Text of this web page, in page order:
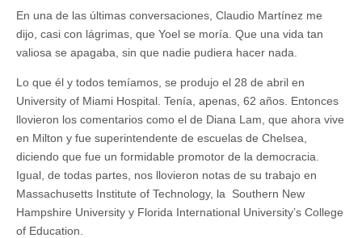
En una de las últimas conversaciones, Claudio Martínez me
dijo, casi con lágrimas, que Yoel se moría. Que una vida tan
valiosa se apagaba, sin que nadie pudiera hacer nada.
Lo que él y todos temíamos, se produjo el 28 de abril en
University of Miami Hospital. Tenía, apenas, 62 años. Entonces
llovieron los comentarios como el de Diana Lam, que ahora vive
en Milton y fue superintendente de escuelas de Chelsea,
diciendo que fue un formidable promotor de la democracia.
Igual, de todas partes, nos llovieron notas de su trabajo en
Massachusetts Institute of Technology, la Southern New
Hampshire University y Florida International University’s College
of Education.